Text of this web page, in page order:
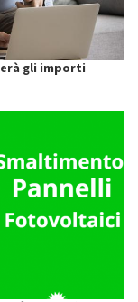
gli importi